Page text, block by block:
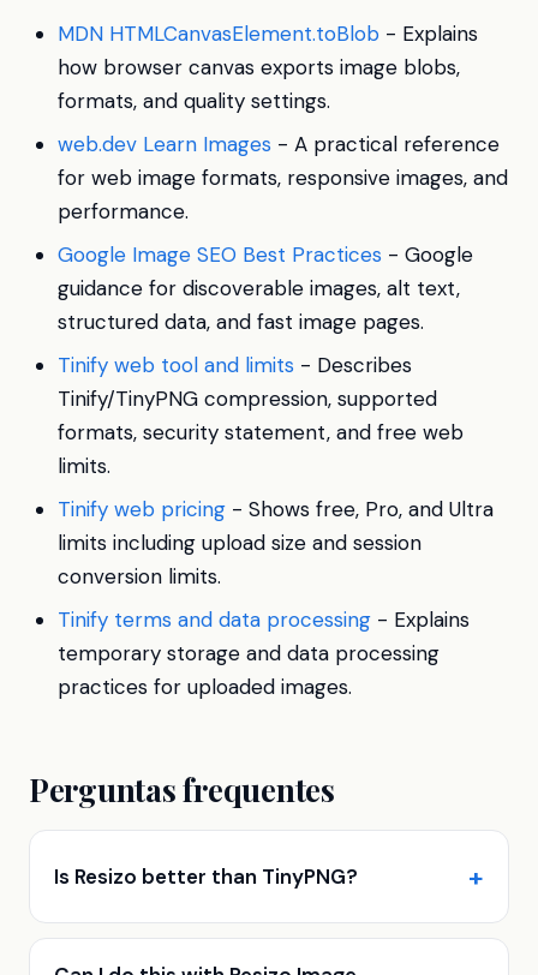
MDN HTMLCanvasElement.toBlob - Explains
how browser canvas exports image blobs,
formats, and quality settings.
web.dev Learn Images - A practical reference
for web image formats, responsive images, and
performance.
Google Image SEO Best Practices - Google
guidance for discoverable images, alt text,
structured data, and fast image pages.
Tinify web tool and limits - Describes
Tinify/TinyPNG compression, supported
formats, security statement, and free web
limits.
Tinify web pricing - Shows free, Pro, and Ultra
limits including upload size and session
conversion limits.
Tinify terms and data processing - Explains
temporary storage and data processing
practices for uploaded images.
Perguntas frequentes
Is Resizo better than TinyPNG?